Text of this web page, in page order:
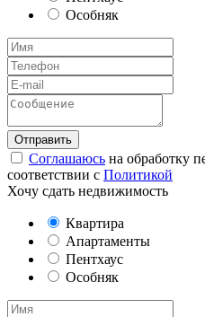
Особняк
Соглашаюсь на обработку
соответствии с Политикой
Хочу сдать недвижимость
Квартира
Апартаменты
Пентхаус
Особняк